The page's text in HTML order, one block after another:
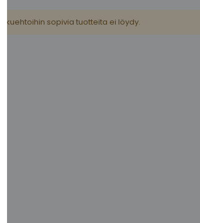
Hakuehtoihin sopivia tuotteita ei löydy.